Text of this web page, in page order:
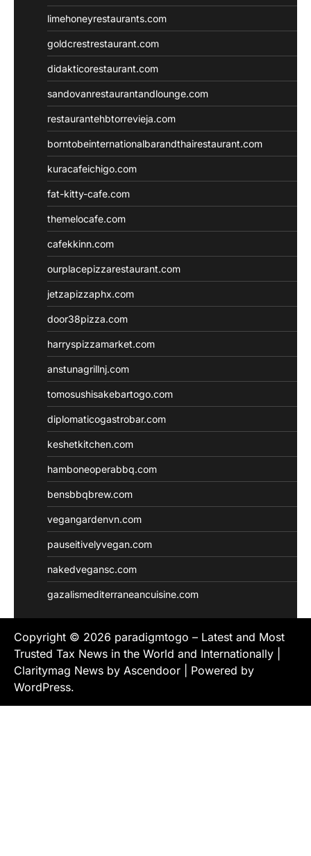
limehoneyrestaurants.com
goldcrestrestaurant.com
didakticorestaurant.com
sandovanrestaurantandlounge.com
restaurantehbtorrevieja.com
borntobeinternationalbarandthairestaurant.com
kuracafeichigo.com
fat-kitty-cafe.com
themelocafe.com
cafekkinn.com
ourplacepizzarestaurant.com
jetzapizzaphx.com
door38pizza.com
harryspizzamarket.com
anstunagrillnj.com
tomosushisakebartogo.com
diplomaticogastrobar.com
keshetkitchen.com
hamboneoperabbq.com
bensbbqbrew.com
vegangardenvn.com
pauseitivelyvegan.com
nakedvegansc.com
gazalismediterraneancuisine.com
Copyright © 2026 paradigmtogo – Latest and Most
Trusted Tax News in the World and Internationally
Claritymag News by Ascendoor | Powered by
WordPress.